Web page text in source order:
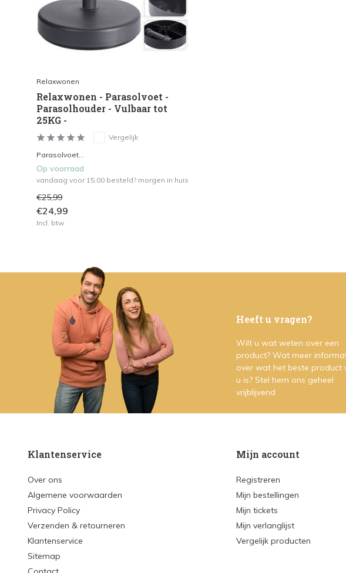
Relaxwonen
Relaxwonen - Parasolvoet -
Parasolhouder - Vulbaar tot
25KG -
Vergelijk
Parasolvoet...
Op voorraad
vandaag voor 15.00 besteld? morgen in huis
€25,99
€24,99
Incl. btw
Heeft u vragen?
Wilt u wat weten over een
product? Wat meer
over wat het beste product
u is? Stel hem ons geheel
vrijblijvend
Klantenservice
Over ons
Algemene voorwaarden
Privacy Policy
Verzenden & retourneren
Klantenservice
Sitemap
Mijn account
Registreren
Mijn bestellingen
Mijn tickets
Mijn verlanglijst
Vergelijk producten